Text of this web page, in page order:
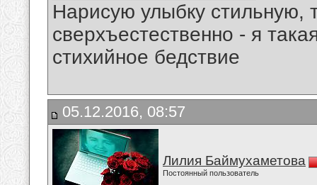
Нарисую улыбку стильную,
сверхъестественно - я
стихийное бедствие
05.12.2016, 08:57
Лилия Баймухаметова
Постоянный пользователь